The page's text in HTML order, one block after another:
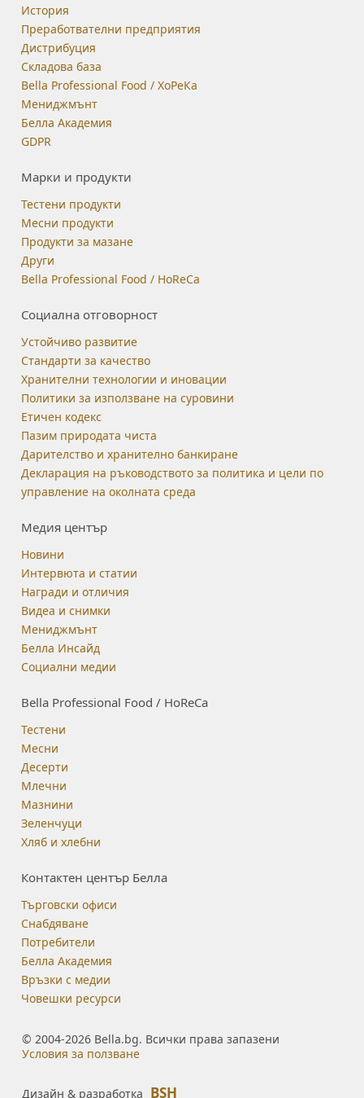
История
Преработвателни предприятия
Дистрибуция
Складова база
Bella Professional Food / ХоРеКа
Мениджмънт
Белла Академия
GDPR
Марки и продукти
Тестени продукти
Месни продукти
Продукти за мазане
Други
Bella Professional Food / HoReCa
Социална отговорност
Устойчиво развитие
Стандарти за качество
Хранителни технологии и иновации
Политики за използване на суровини
Етичен кодекс
Пазим природата чиста
Дарителство и хранително банкиране
Декларация на ръководството за политика и цели по
управление на околната среда
Медия център
Новини
Интервюта и статии
Награди и отличия
Видеа и снимки
Мениджмънт
Белла Инсайд
Социални медии
Bella Professional Food / HoReCa
Тестени
Месни
Десерти
Млечни
Мазнини
Зеленчуци
Хляб и хлебни
Контактен център Белла
Търговски офиси
Снабдяване
Потребители
Белла Академия
Връзки с медии
Човешки ресурси
© 2004-2026 Bella.bg. Всички права запазени
Условия за ползване
Дизайн & разработка BSH